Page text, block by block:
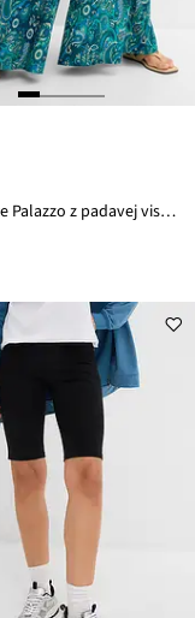
Nohavice Palazzo z padavej viskózy